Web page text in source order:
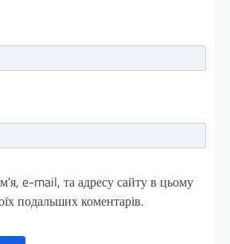
e-mail, та адресу сайту в цьому
подальших коментарів.